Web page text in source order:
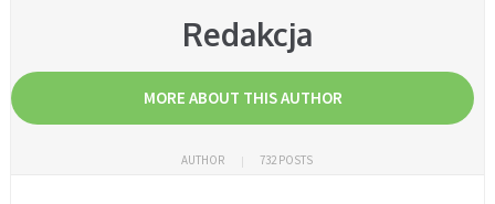
Redakcja
MORE ABOUT THIS AUTHOR
AUTHOR 732 POSTS